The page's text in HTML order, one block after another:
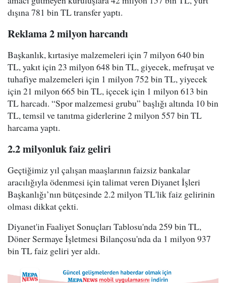
dışına 781 bin TL transfer yaptı.
Reklama 2 milyon harcandı
Başkanlık, kırtasiye malzemeleri için 7 milyon 640 bin
TL, yakıt için 23 milyon 648 bin TL, giyecek, mefruşat ve
tuhafiye malzemeleri için 1 milyon 752 bin TL, yiyecek
için 21 milyon 665 bin TL, içecek için 1 milyon 613 bin
TL harcadı. “Spor malzemesi grubu” başlığı altında 10 bin
TL, temsil ve tanıtma giderlerine 2 milyon 557 bin TL
harcama yaptı.
2.2 milyonluk faiz geliri
Geçtiğimiz yıl çalışan maaşlarının faizsiz bankalar
aracılığıyla ödenmesi için talimat veren Diyanet İşleri
Başkanlığı’nın bütçesinde 2.2 milyon TL'lik faiz gelirinin
olması dikkat çekti.
Diyanet'in Faaliyet Sonuçları Tablosu'nda 259 bin TL,
Döner Sermaye İşletmesi Bilançosu'nda da 1 milyon 937
bin TL faiz geliri yer aldı.